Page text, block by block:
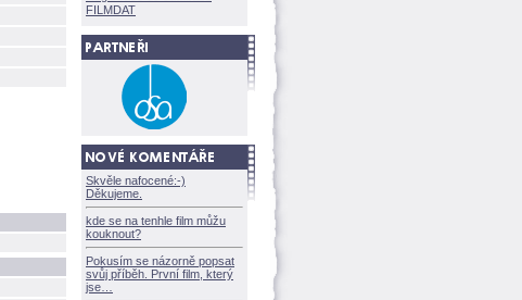
FILMDAT
Skvěle nafocené:-)
Děkujeme.
kde se na tenhle film můžu
kouknout?
Pokusím se názorně popsat
svůj příběh. První film, který
jse